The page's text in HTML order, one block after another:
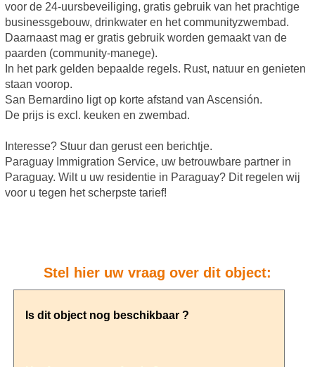
voor de 24-uursbeveiliging, gratis gebruik van het prachtige
businessgebouw, drinkwater en het communityzwembad.
Daarnaast mag er gratis gebruik worden gemaakt van de
paarden (community-manege).
In het park gelden bepaalde regels. Rust, natuur en genieten
staan voorop.
San Bernardino ligt op korte afstand van Ascensión.
De prijs is excl. keuken en zwembad.
Interesse? Stuur dan gerust een berichtje.
Paraguay Immigration Service, uw betrouwbare partner in
Paraguay. Wilt u uw residentie in Paraguay? Dit regelen wij
voor u tegen het scherpste tarief!
Stel hier uw vraag over dit object: